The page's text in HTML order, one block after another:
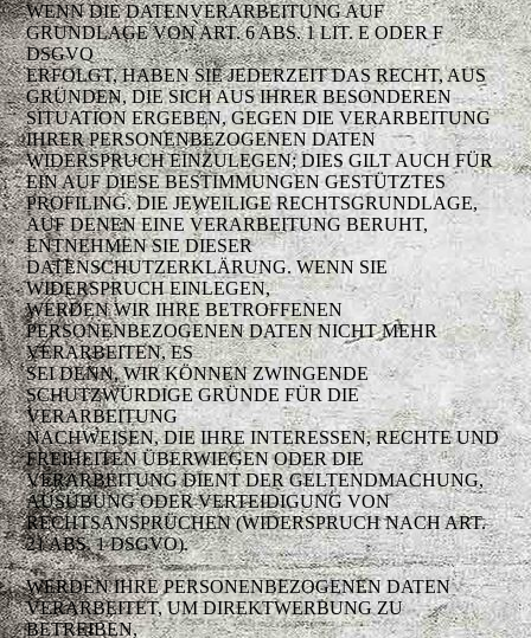
WENN DIE DATENVERARBEITUNG AUF
GRUNDLAGE VON ART. 6 ABS. 1 LIT. E ODER F
DSGVO
ERFOLGT, HABEN SIE JEDERZEIT DAS RECHT, AUS
GRÜNDEN, DIE SICH AUS IHRER BESONDEREN
SITUATION ERGEBEN, GEGEN DIE VERARBEITUNG
IHRER PERSONENBEZOGENEN DATEN
WIDERSPRUCH EINZULEGEN; DIES GILT AUCH FÜR
EIN AUF DIESE BESTIMMUNGEN GESTÜTZTES
PROFILING. DIE JEWEILIGE RECHTSGRUNDLAGE,
AUF DENEN EINE VERARBEITUNG BERUHT,
ENTNEHMEN SIE DIESER
DATENSCHUTZERKLÄRUNG. WENN SIE
WIDERSPRUCH EINLEGEN,
WERDEN WIR IHRE BETROFFENEN
PERSONENBEZOGENEN DATEN NICHT MEHR
VERARBEITEN, ES
SEI DENN, WIR KÖNNEN ZWINGENDE
SCHUTZWÜRDIGE GRÜNDE FÜR DIE
VERARBEITUNG
NACHWEISEN, DIE IHRE INTERESSEN, RECHTE UND
FREIHEITEN ÜBERWIEGEN ODER DIE
VERARBEITUNG DIENT DER GELTENDMACHUNG,
AUSÜBUNG ODER VERTEIDIGUNG VON
RECHTSANSPRÜCHEN (WIDERSPRUCH NACH ART.
21 ABS. 1 DSGVO).
WERDEN IHRE PERSONENBEZOGENEN DATEN
VERARBEITET, UM DIREKTWERBUNG ZU
BETREIBEN,